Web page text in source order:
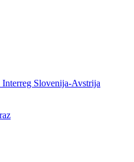
Slovenija-Avstrija